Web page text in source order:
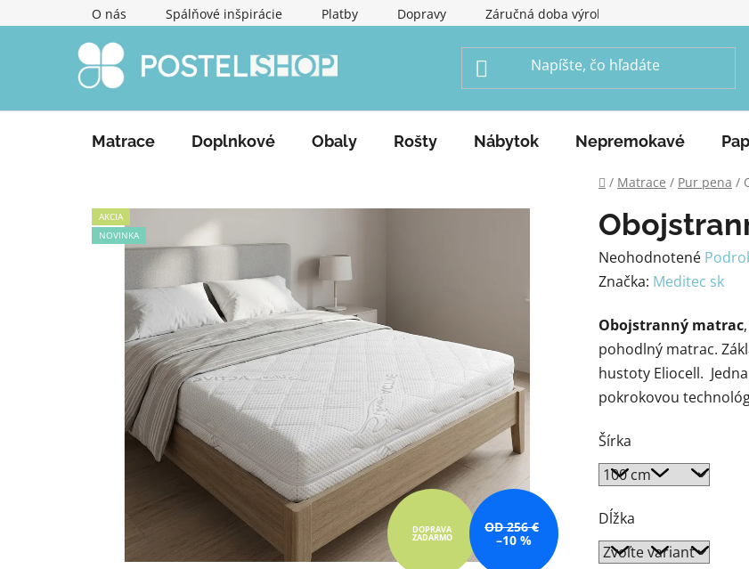
na
O nás Spálňové inšpirácie Platby Dopravy Záručná doba výrobku
Matrace Doplnkové Obaly Rošty Nábytok Nepremokavé
Domov
/ Matrace / Pur pena /
Priemerné
hodnotenie
je
0,0
z
5
Neohodnotené
Značka: Meditec sk
Obojstranný matrac
pohodlný matrac.
hustoty Eliocell.
pokrokovou
Šírka
Dĺžka
AKCIA
NOVINKA
DOPRAVA
ZADARMO
OD 256 €
–10 %